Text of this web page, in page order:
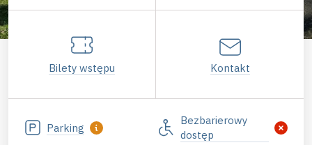
Bilety wstępu Kontakt
Parking
Bezbarierowy
dostęp